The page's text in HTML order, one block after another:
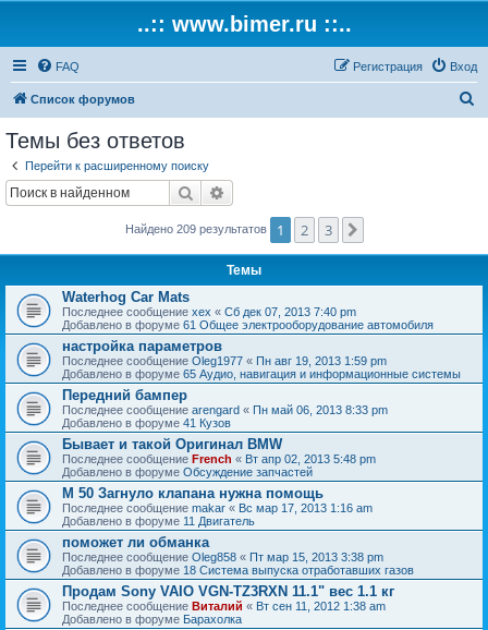
..:: www.bimer.ru ::..
FAQ Вход
Регистрация
Список форумов
Темы без ответов
Перейти к расширенному поиску
Поиск
Найдено 209 результатов 1 2 3
Темы
Waterhog Car Mats
Последнее сообщение xex « Сб дек 07, 2013 7:40 pm
Добавлено в форуме 61 Общее электрооборудование автомобиля
настройка параметров
Последнее сообщение Oleg1977 « Пн авг 19, 2013 1:59 pm
Добавлено в форуме 65 Аудио, навигация и информационные системы
Передний бампер
Последнее сообщение arengard « Пн май 06, 2013 8:33 pm
Добавлено в форуме 41 Кузов
Бывает и такой Оригинал BMW
Последнее сообщение French « Вт апр 02, 2013 5:48 pm
Добавлено в форуме Обсуждение запчастей
M 50 Загнуло клапана нужна помощь
Последнее сообщение makar « Вс мар 17, 2013 1:16 am
Добавлено в форуме 11 Двигатель
поможет ли обманка
Последнее сообщение Oleg858 « Пт мар 15, 2013 3:38 pm
Добавлено в форуме 18 Система выпуска отработавших газов
Продам Sony VAIO VGN-TZ3RXN 11.1" вес 1.1 кг
Последнее сообщение Виталий « Вт сен 11, 2012 1:38 am
Добавлено в форуме Барахолка